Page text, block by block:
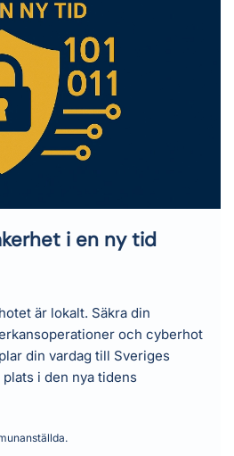
i en ny tid
är lokalt. Säkra din
och cyberhot
din vardag till Sveriges
i den nya tidens